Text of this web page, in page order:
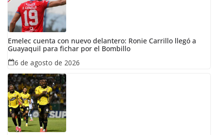
Emelec cuenta con nuevo delantero: Ronie Carrillo llegó a
Guayaquil para fichar por el Bombillo
6 de agosto de 2026